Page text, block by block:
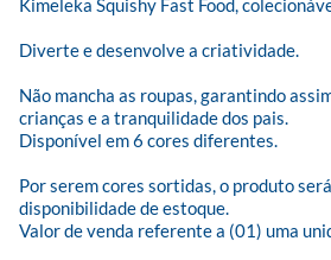
Kimeleka Squishy Fast Food,
Diverte e desenvolve a criatividade.
Não mancha as roupas, garantindo
crianças e a tranquilidade dos pais.
Disponível em 6 cores diferentes.
Por serem cores sortidas, o produto
disponibilidade de estoque.
Valor de venda referente a (01) uma